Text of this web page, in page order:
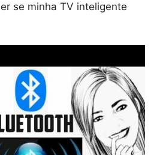
se minha TV inteligente